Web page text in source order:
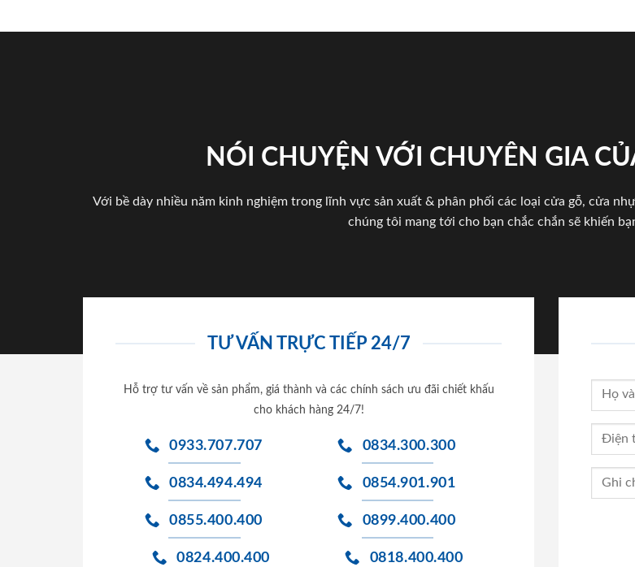
NÓI CHUYỆN VỚI CHUYÊN GIA
Với bề dày nhiều năm kinh nghiệm trong lĩnh vực sản xuất & phân phối các loại cửa gỗ, cửa
chúng tôi mang tới cho bạn chắc chắn sẽ khiến
TƯ VẤN TRỰC TIẾP 24/7
Hỗ trợ tư vấn về sản phẩm, giá thành và các chính sách ưu đãi chiết khấu
cho khách hàng 24/7!
0933.707.707
0834.494.494
0855.400.400
0824.400.400
0834.300.300
0854.901.901
0899.400.400
0818.400.400